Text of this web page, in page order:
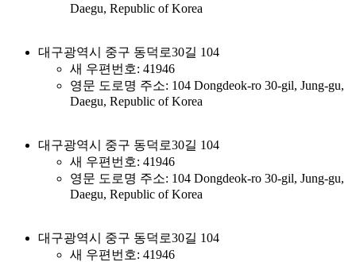
Daegu, Republic of Korea
대구광역시 중구 동덕로30길 104
새 우편번호: 41946
영문 도로명 주소: 104 Dongdeok-ro 30-gil, Jung-gu,
Daegu, Republic of Korea
대구광역시 중구 동덕로30길 104
새 우편번호: 41946
영문 도로명 주소: 104 Dongdeok-ro 30-gil, Jung-gu,
Daegu, Republic of Korea
대구광역시 중구 동덕로30길 104
새 우편번호: 41946